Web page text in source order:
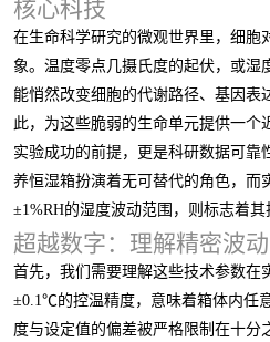
核心科技
在生命科学研究的微观世界里，细胞
象。温度零点几摄氏度的起伏，或湿
能悄然改变细胞的代谢路径、基因
此，为这些脆弱的生命单元提供一个
实验成功的前提，更是科研数据可靠
养恒湿箱扮演着无可替代的角色，
±1%RH的湿度波动范围，则标志着其
超越数字：理解精密波
首先，我们需要理解这些技术参数在
±0.1℃的控温精度，意味着箱体内任
度与设定值的偏差被严格限制在十分